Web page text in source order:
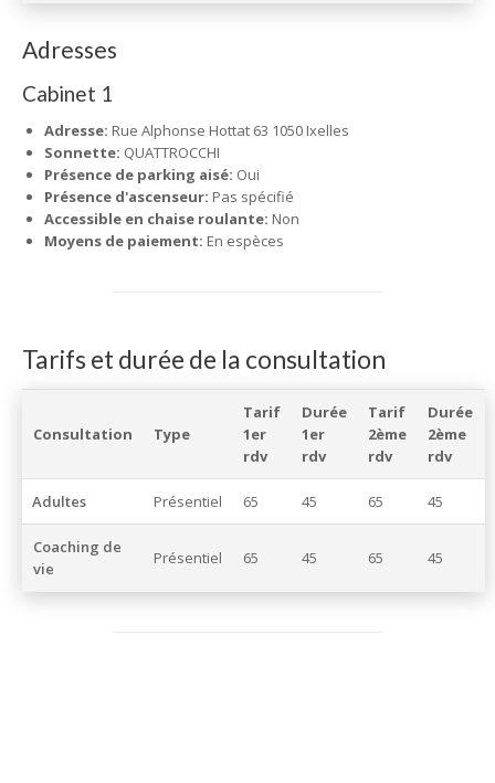
Adresses
Cabinet 1
Adresse: Rue Alphonse Hottat 63 1050 Ixelles
Sonnette: QUATTROCCHI
Présence de parking aisé: Oui
Présence d'ascenseur: Pas spécifié
Accessible en chaise roulante: Non
Moyens de paiement: En espèces
Tarifs et durée de la consultation
Consultation Type
Tarif
1er
rdv
Durée
1er
rdv
Tarif
2ème
rdv
Durée
2ème
rdv
Adultes Présentiel 65 45 65 45
Coaching de
vie
Présentiel 65 45 65 45